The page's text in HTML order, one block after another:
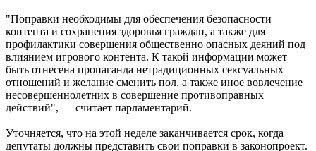
"Поправки необходимы для обеспечения безопасности
контента и сохранения здоровья граждан, а также для
профилактики совершения общественно опасных деяний под
влиянием игрового контента. К такой информации может
быть отнесена пропаганда нетрадиционных сексуальных
отношений и желание сменить пол, а также иное вовлечение
несовершеннолетних в совершение противоправных
действий", — считает парламентарий.
Уточняется, что на этой неделе заканчивается срок, когда
депутаты должны представить свои поправки в законопроект.